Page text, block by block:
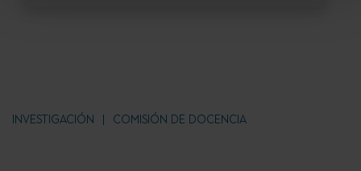
INVESTIGACIÓN COMISIÓN DE DOCENCIA